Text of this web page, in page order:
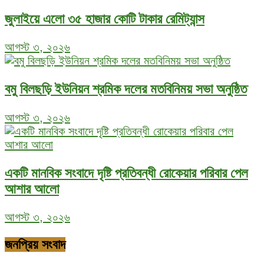
জুলাইয়ে এলো ৩৫ হাজার কোটি টাকার রেমিট্যান্স
আগস্ট ৩, ২০২৬
বমু বিলছড়ি ইউনিয়ন শ্রমিক দলের মতবিনিময় সভা অনুষ্ঠিত
আগস্ট ৩, ২০২৬
একটি মানবিক সংবাদে দৃষ্টি প্রতিবন্ধী রোকেয়ার পরিবার পেল
আশার আলো
আগস্ট ৩, ২০২৬
জনপ্রিয় সংবাদ